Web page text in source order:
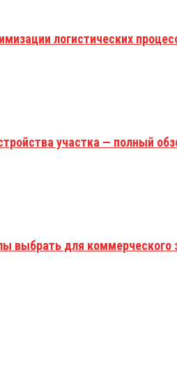
логистических
участка — полный
выбрать для коммерческого